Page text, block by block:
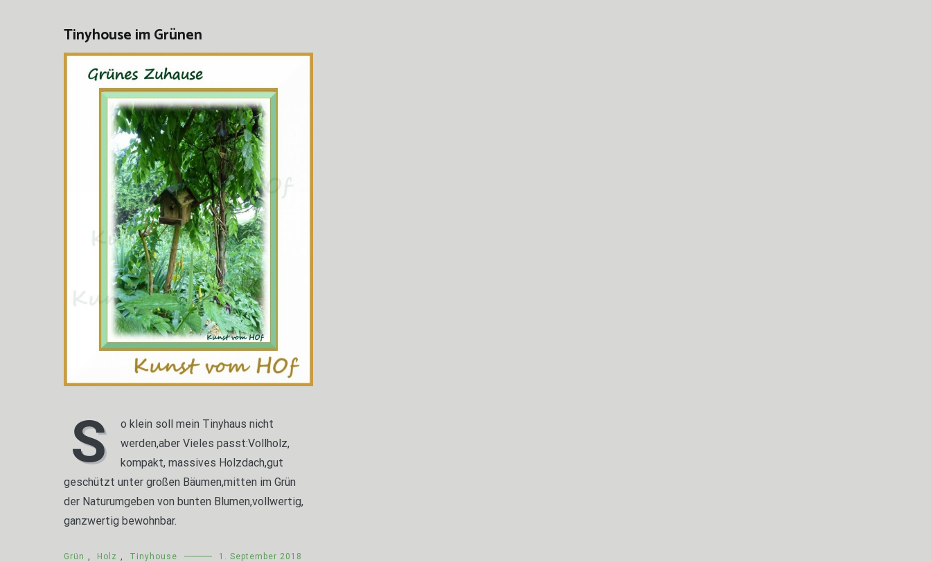
Tinyhouse im Grünen
S
o klein soll mein Tinyhaus nicht
werden,aber Vieles passt:Vollholz,
kompakt, massives Holzdach,gut
geschützt unter großen Bäumen,mitten im Grün
der Naturumgeben von bunten Blumen,vollwertig,
ganzwertig bewohnbar.
Grün , Holz , Tinyhouse 1. September 2018